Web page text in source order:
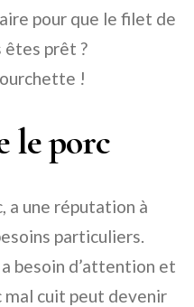
pour que le filet de
êtes prêt ?
!
le porc
a une réputation à
particuliers.
besoin d’attention et
mal cuit peut devenir